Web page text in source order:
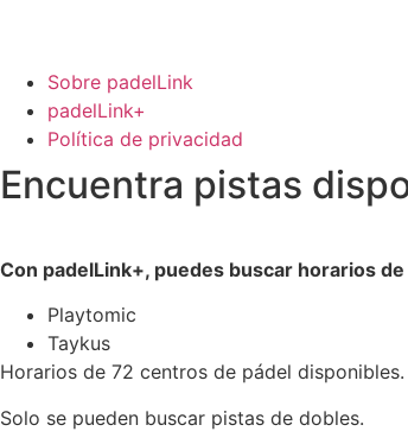
Sobre padelLink
padelLink+
Política de privacidad
Encuentra pistas
Con padelLink+, puedes buscar horarios
Playtomic
Taykus
Horarios de 72 centros de pádel disponibles.
Solo se pueden buscar pistas de dobles.